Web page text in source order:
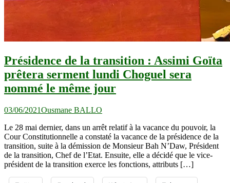
Présidence de la transition : Assimi Goïta
prêtera serment lundi Choguel sera
nommé le même jour
03/06/2021Ousmane BALLO
Le 28 mai dernier, dans un arrêt relatif à la vacance du pouvoir, la
Cour Constitutionnelle a constaté la vacance de la présidence de la
transition, suite à la démission de Monsieur Bah N’Daw, Président
de la transition, Chef de l’Etat. Ensuite, elle a décidé que le vice-
président de la transition exerce les fonctions, attributs […]